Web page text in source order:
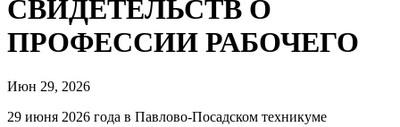
СВИДЕТЕЛЬСТВ О
ПРОФЕССИИ РАБОЧЕГО
Июн 29, 2026
29 июня 2026 года в Павлово‑Посадском техникуме